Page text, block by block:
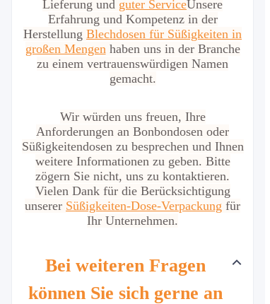
Lieferung und guter ServiceUnsere
Erfahrung und Kompetenz in der
Herstellung Blechdosen für Süßigkeiten in
großen Mengenhaben uns in der Branche
zu einem vertrauenswürdigen Namen
gemacht.
Wir würden uns freuen, Ihre
Anforderungen an Bonbondosen oder
Süßigkeitendosen zu besprechen und Ihnen
weitere Informationen zu geben. Bitte
zögern Sie nicht, uns zu kontaktieren.
Vielen Dank für die Berücksichtigung
unserer Süßigkeiten-Dose-Verpackung für
Ihr Unternehmen.
Bei weiteren Fragen
können Sie sich gerne an